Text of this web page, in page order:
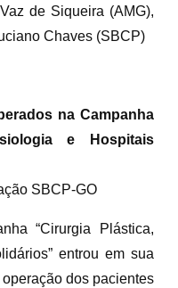
de Siqueira (AMG),
Chaves (SBCP)
na Campanha
e Hospitais
SBCP-GO
“Cirurgia Plástica,
entrou em sua
dos pacientes